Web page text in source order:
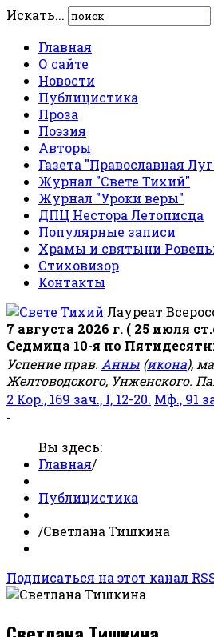
Искать...
Главная
О сайте
Новости
Публицистика
Проза
Поэзия
Авторы
Газета "Православная
Журнал "Свете Тихий"
Журнал "Уроки веры"
ДПЦ Нестора Летописца
Популярные записи
Храмы и святыни
Стиховизор
Контакты
Лауреат
7 августа 2026 г. ( 25 июля
Седмица 10-я по
Успение прав. Анны (икона),
Желтоводского, Унженского.
2 Кор., 169 зач., I, 12-20. Мф., 91
-
Вы здесь:
Главная/
Публицистика
/Светлана Тишкина
Подписаться на этот канал